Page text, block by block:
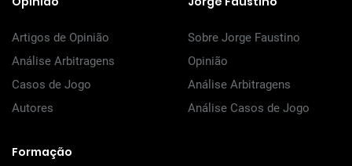
Artigos de Opinião
Análise Arbitragens
Casos de Jogo
Autores
Sobre Jorge Faustino
Opinião
Análise Arbitragens
Análise Casos de Jogo
Formação